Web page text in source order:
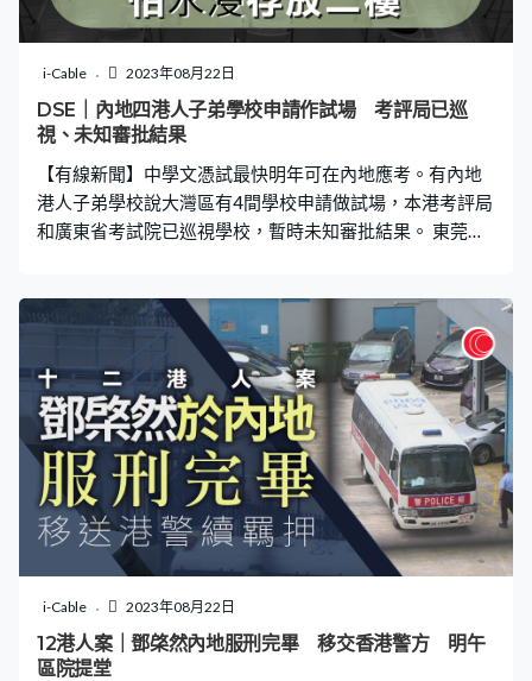
i-Cable 2023年08月22日
DSE｜內地四港人子弟學校申請作試場 考評局已巡
視、未知審批結果
【有線新聞】中學文憑試最快明年可在內地應考。有內地
港人子弟學校說大灣區有4間學校申請做試場，本港考評局
和廣東省考試院已巡視學校，暫時未知審批結果。 東莞暨
時，我們是否也有相關設備讓學生收聽，儲存考卷的地方
他建議我們不要考慮學校校舍地下一層，怕有水浸的情
況，建議我們在二樓或以上的房間，相關房間也需要有閉
路電視設備。」 賴炳華說試卷會有夾萬鎖起，學生和家長
不用憂慮試卷保密問題，申請的學校也要為離考場較遠的
考生、不同學校的監考老師和考評局人員提供住宿，方便
應考和監考。
i-Cable 2023年08月22日
12港人案｜鄧棨然內地服刑完畢 移交香港警方 明午
區院提堂